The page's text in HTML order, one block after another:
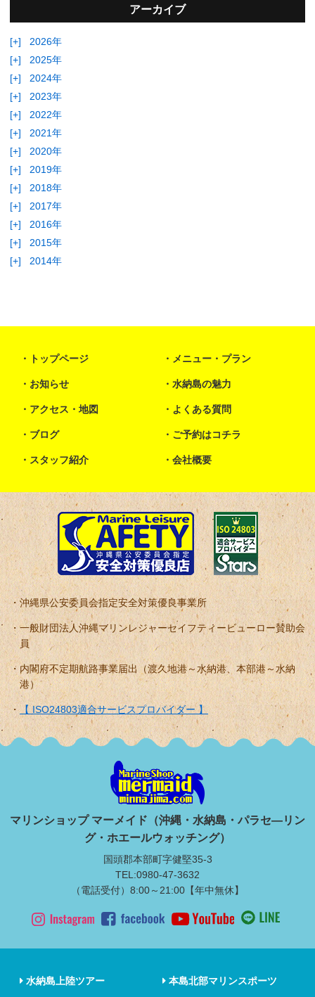
アーカイブ
[+]
2026年
[+]
2025年
[+]
2024年
[+]
2023年
[+]
2022年
[+]
2021年
[+]
2020年
[+]
2019年
[+]
2018年
[+]
2017年
[+]
2016年
[+]
2015年
[+]
2014年
トップページ メニュー・プラン
お知らせ 水納島の魅力
アクセス・地図 よくある質問
ブログ ご予約はコチラ
スタッフ紹介 会社概要
沖縄県公安委員会指定安全対策優良事業所
一般財団法人沖縄マリンレジャーセイフティービューロー賛助会
員
内閣府不定期航路事業届出（渡久地港～水納港、本部港～水納
港）
【 ISO24803適合サービスプロバイダー 】
マリンショップ マーメイド（沖縄・水納島・パラセ―リン
グ・ホエールウォッチング）
国頭郡本部町字健堅35-3
TEL:0980-47-3632
（電話受付）8:00～21:00【年中無休】
水納島上陸ツアー 本島北部マリンスポーツ